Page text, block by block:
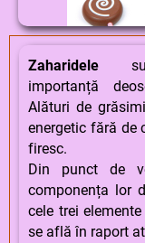
Zaharidele
importanță
Alături de
energetic fără de
firesc.
Din punct de
componența lor
cele trei
se află în raport